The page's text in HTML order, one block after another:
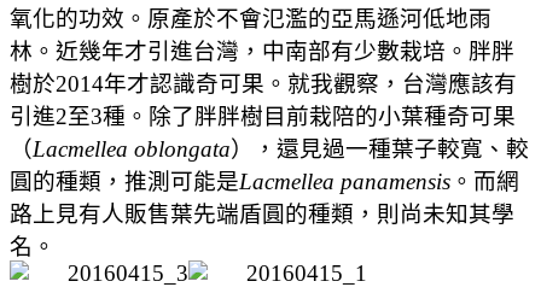
氧化的功效。原產於不會氾濫的亞馬遜河低地雨
林。近幾年才引進台灣，中南部有少數栽培。胖胖
樹於2014年才認識奇可果。就我觀察，台灣應該有
引進2至3種。除了胖胖樹目前栽陪的小葉種奇可果
（Lacmellea oblongata），還見過一種葉子較寬、較
圓的種類，推測可能是Lacmellea panamensis 。而網
路上見有人販售葉先端盾圓的種類，則尚未知其學
名。